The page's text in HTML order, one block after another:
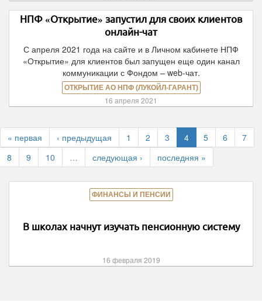
НПФ «Открытие» запустил для своих клиентов
онлайн-чат
С апреля 2021 года на сайте и в Личном кабинете НПФ
«Открытие» для клиентов был запущен еще один канал
коммуникации с Фондом – web-чат.
ОТКРЫТИЕ АО НПФ (ЛУКОЙЛ-ГАРАНТ)
16 апреля 2021
« первая ‹ предыдущая 1 2 3 4 5 6
7
8
9 10 … следующая › последняя »
ФИНАНСЫ И ПЕНСИИ
В школах начнут изучать пенсионную систему
16 февраля 2019